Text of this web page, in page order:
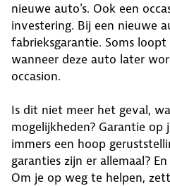
nieuwe auto's. Ook een
investering. Bij een nieuwe
fabrieksgarantie. Soms
wanneer deze auto later
occasion.
Is dit niet meer het geval,
mogelijkheden? Garantie
immers een hoop
garanties zijn er allemaal?
Om je op weg te helpen,